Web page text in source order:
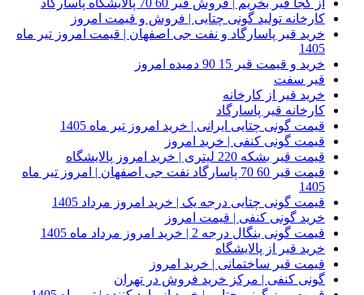
کارخانه تولید گونی چتایی | فروش و قیمت امروز
خرید قیر پاسارگاد و نفت جی اصفهان | قیمت امروز تیر ماه
1405
خرید و قیمت قیر 15 90 دمیده امروز
قیر سفت
خرید قیر از کارخانه
کارخانه قیر پاسارگاد
قیمت گونی چتایی ایرانی | خرید امروز تیر ماه 1405
قیمت گونی کنفی | خرید امروز
قیمت قیر بشکه 220 لیتری | خرید امروز پالایشگاه
قیمت قیر 60 70 پاسارگاد نفت جی اصفهان | امروز تیر ماه
1405
قیمت گونی چتایی درجه یک | خرید امروز مرداد 1405
خرید گونی کنفی | قیمت امروز
قیمت گونی بنگال درجه 2 | خرید امروز مرداد ماه 1405
خرید قیر از پالایشگاه
قیمت قیر ساختمانی | خرید امروز
گونی کنفی | مرکز خرید فروش در تهران